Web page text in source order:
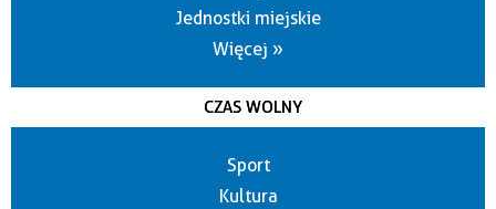
Jednostki miejskie
Więcej »
CZAS WOLNY
Sport
Kultura